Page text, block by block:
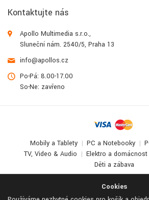
Cookies
Kontaktujte nás
Apollo Multimedia s.r.o.,
Sluneční nám. 2540/5, Praha 13
info@apollos.cz
Po-Pá: 8.00-17.00
So-Ne: zavřeno
Mobily a Tablety PC a Notebooky
TV, Video & Audio
Elektro a domácnost
Děti a zábava